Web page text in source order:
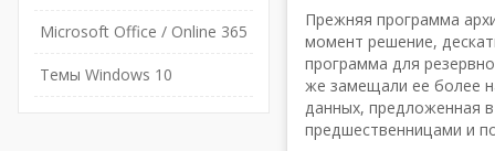
Прежняя программа
момент решение,
программа для
же замещали ее более
данных, предложенная
предшественницами и
Microsoft Office / Online 365
Темы Windows 10